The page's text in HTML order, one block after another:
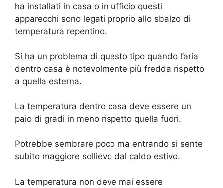
ha installati in casa o in ufficio questi
apparecchi sono legati proprio allo sbalzo di
temperatura repentino.
Si ha un problema di questo tipo quando l’aria
dentro casa è notevolmente più fredda rispetto
a quella esterna.
La temperatura dentro casa deve essere un
paio di gradi in meno rispetto quella fuori.
Potrebbe sembrare poco ma entrando si sente
subito maggiore sollievo dal caldo estivo.
La temperatura non deve mai essere